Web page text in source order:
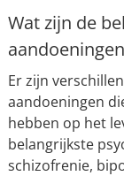
Wat zijn de
Er zijn
aandoeningen
hebben op het
belangrijkste
schizofrenie,